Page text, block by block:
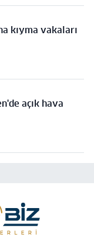
kıyma vakaları
açık hava